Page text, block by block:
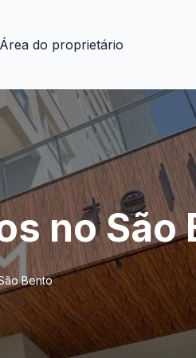
Área do proprietário
no São
Bento